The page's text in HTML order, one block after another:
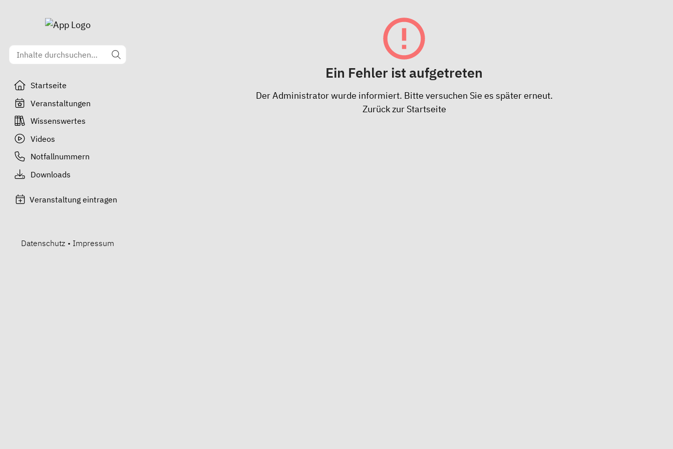
Startseite
Veranstaltungen
Wissenswertes
Videos
Notfallnummern
Downloads
Veranstaltung eintragen
Datenschutz • Impressum
Ein Fehler ist aufgetreten
Der Administrator wurde informiert. Bitte versuchen Sie es später erneut.
Zurück zur Startseite